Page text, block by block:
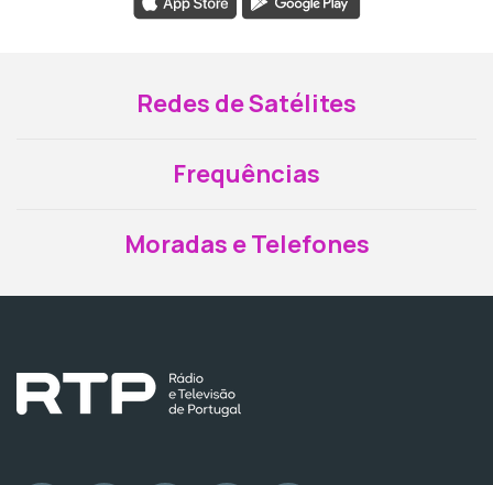
Redes de Satélites
Frequências
Moradas e Telefones